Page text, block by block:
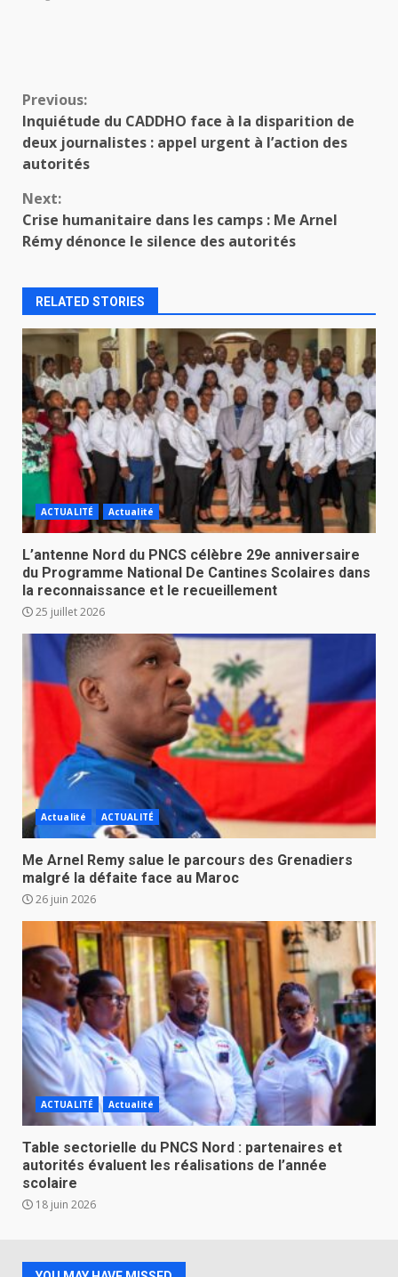
Continue
Reading
Previous:
Inquiétude du CADDHO face à la disparition de
deux journalistes : appel urgent à l’action des
autorités
Next:
Crise humanitaire dans les camps : Me Arnel
Rémy dénonce le silence des autorités
RELATED STORIES
ACTUALITÉ Actualité
L’antenne Nord du PNCS célèbre 29e anniversaire
du Programme National De Cantines Scolaires dans
la reconnaissance et le recueillement
25 juillet 2026
Actualité ACTUALITÉ
Me Arnel Remy salue le parcours des Grenadiers
malgré la défaite face au Maroc
26 juin 2026
ACTUALITÉ Actualité
Table sectorielle du PNCS Nord : partenaires et
autorités évaluent les réalisations de l’année
scolaire
18 juin 2026